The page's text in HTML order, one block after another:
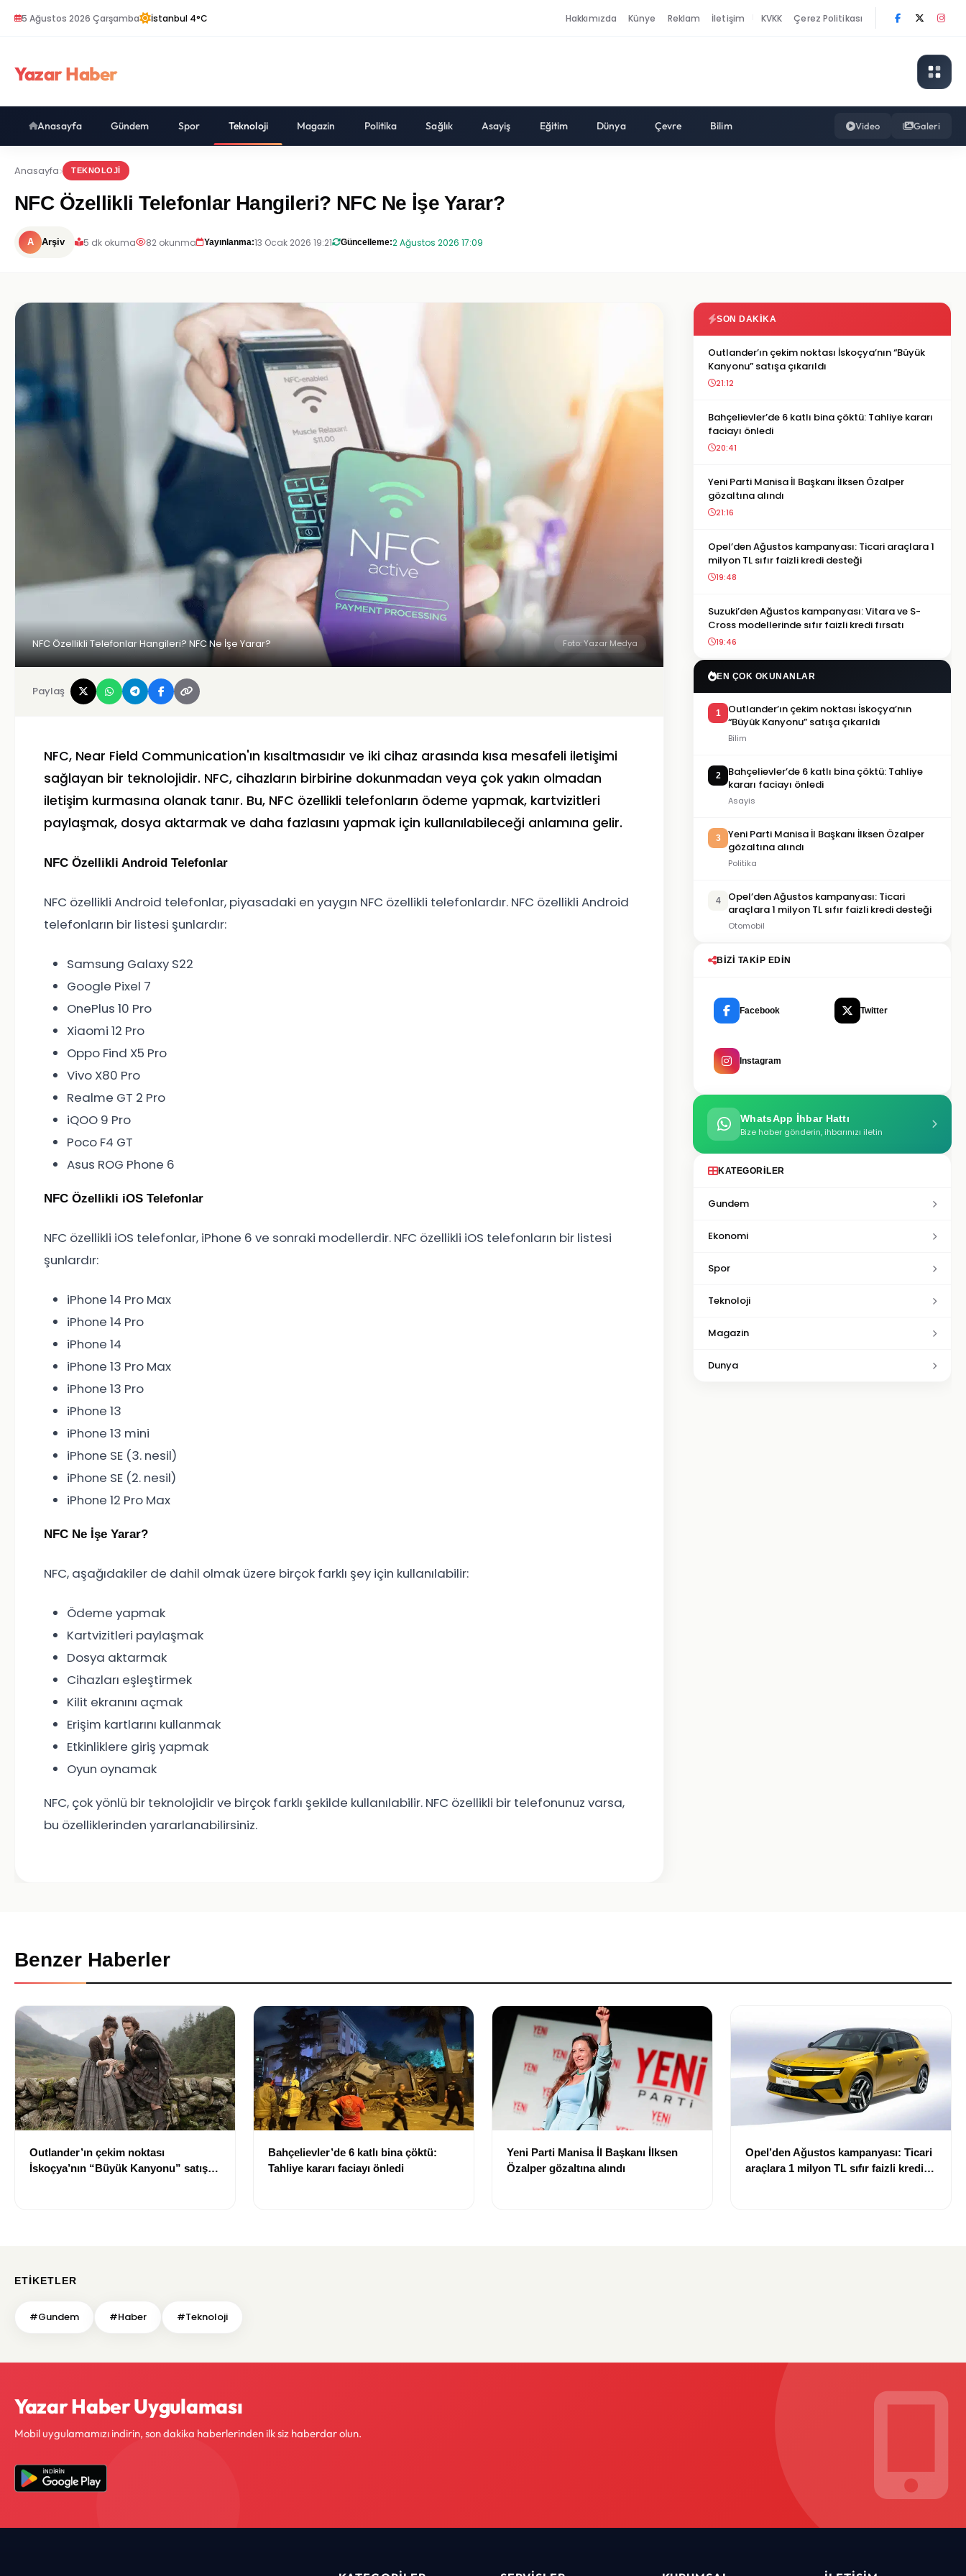
5 Ağustos 2026 Çarşamba İstanbul 4°C Hakkımızda Künye Reklam İletişim KVKK Çerez Politikası
Yazar Haber
Anasayfa Gündem Spor Teknoloji Magazin Politika Sağlık Asayiş Eğitim Dünya Çevre Bilim Video Galeri
Anasayfa TEKNOLOJI
NFC Özellikli Telefonlar Hangileri? NFC Ne İşe Yarar?
A Arşiv 5 dk okuma 82 okunma Yayınlanma:13 Ocak 2026 19:21 Güncelleme:2 Ağustos 2026 17:09
NFC Özellikli Telefonlar Hangileri? NFC Ne İşe Yarar? Foto: Yazar Medya
Paylaş
NFC, Near Field Communication'ın kısaltmasıdır ve iki cihaz arasında kısa mesafeli iletişimi
sağlayan bir teknolojidir. NFC, cihazların birbirine dokunmadan veya çok yakın olmadan
iletişim kurmasına olanak tanır. Bu, NFC özellikli telefonların ödeme yapmak, kartvizitleri
paylaşmak, dosya aktarmak ve daha fazlasını yapmak için kullanılabileceği anlamına gelir.
NFC Özellikli Android Telefonlar
NFC özellikli Android telefonlar, piyasadaki en yaygın NFC özellikli telefonlardır. NFC özellikli Android
telefonların bir listesi şunlardır:
Samsung Galaxy S22
Google Pixel 7
OnePlus 10 Pro
Xiaomi 12 Pro
Oppo Find X5 Pro
Vivo X80 Pro
Realme GT 2 Pro
iQOO 9 Pro
Poco F4 GT
Asus ROG Phone 6
NFC Özellikli iOS Telefonlar
NFC özellikli iOS telefonlar, iPhone 6 ve sonraki modellerdir. NFC özellikli iOS telefonların bir listesi
şunlardır:
iPhone 14 Pro Max
iPhone 14 Pro
iPhone 14
iPhone 13 Pro Max
iPhone 13 Pro
iPhone 13
iPhone 13 mini
iPhone SE (3. nesil)
iPhone SE (2. nesil)
iPhone 12 Pro Max
NFC Ne İşe Yarar?
NFC, aşağıdakiler de dahil olmak üzere birçok farklı şey için kullanılabilir:
Ödeme yapmak
Kartvizitleri paylaşmak
Dosya aktarmak
Cihazları eşleştirmek
Kilit ekranını açmak
Erişim kartlarını kullanmak
Etkinliklere giriş yapmak
Oyun oynamak
NFC, çok yönlü bir teknolojidir ve birçok farklı şekilde kullanılabilir. NFC özellikli bir telefonunuz varsa,
bu özelliklerinden yararlanabilirsiniz.
SON DAKIKA
Outlander’ın çekim noktası İskoçya’nın “Büyük
Kanyonu” satışa çıkarıldı
21:12
Bahçelievler’de 6 katlı bina çöktü: Tahliye kararı
faciayı önledi
20:41
Yeni Parti Manisa İl Başkanı İlksen Özalper
gözaltına alındı
21:16
Opel’den Ağustos kampanyası: Ticari araçlara 1
milyon TL sıfır faizli kredi desteği
19:48
Suzuki’den Ağustos kampanyası: Vitara ve S-
Cross modellerinde sıfır faizli kredi fırsatı
19:46
EN ÇOK OKUNANLAR
1
Outlander’ın çekim noktası İskoçya’nın
“Büyük Kanyonu” satışa çıkarıldı
Bilim
2
Bahçelievler’de 6 katlı bina çöktü: Tahliye
kararı faciayı önledi
Asayis
3
Yeni Parti Manisa İl Başkanı İlksen Özalper
gözaltına alındı
Politika
4
Opel’den Ağustos kampanyası: Ticari
araçlara 1 milyon TL sıfır faizli kredi desteği
Otomobil
BIZI TAKIP EDIN
Facebook Twitter
Instagram
WhatsApp İhbar Hattı
Bize haber gönderin, ihbarınızı iletin
KATEGORILER
Gundem
Ekonomi
Spor
Teknoloji
Magazin
Dunya
Benzer Haberler
Outlander’ın çekim noktası
İskoçya’nın “Büyük Kanyonu” satışa
Bahçelievler’de 6 katlı bina çöktü:
Tahliye kararı faciayı önledi
Yeni Parti Manisa İl Başkanı İlksen
Özalper gözaltına alındı
Opel’den Ağustos kampanyası: Ticari
araçlara 1 milyon TL sıfır faizli kredi
ETIKETLER
#Gundem #Haber #Teknoloji
Yazar Haber Uygulaması
Mobil uygulamamızı indirin, son dakika haberlerinden ilk siz haberdar olun.